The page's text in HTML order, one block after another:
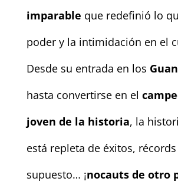
imparable que redefinió lo
poder y la intimidación en el
Desde su entrada en los
hasta convertirse en el
joven de la historia, la
está repleta de éxitos,
supuesto… ¡nocauts de otro